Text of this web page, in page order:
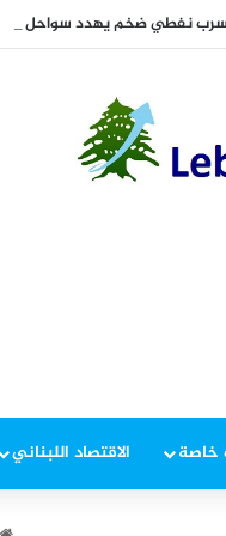
نفطي ضخم يهدد سواحل عُمان
خاصة الاقتصاد اللبناني